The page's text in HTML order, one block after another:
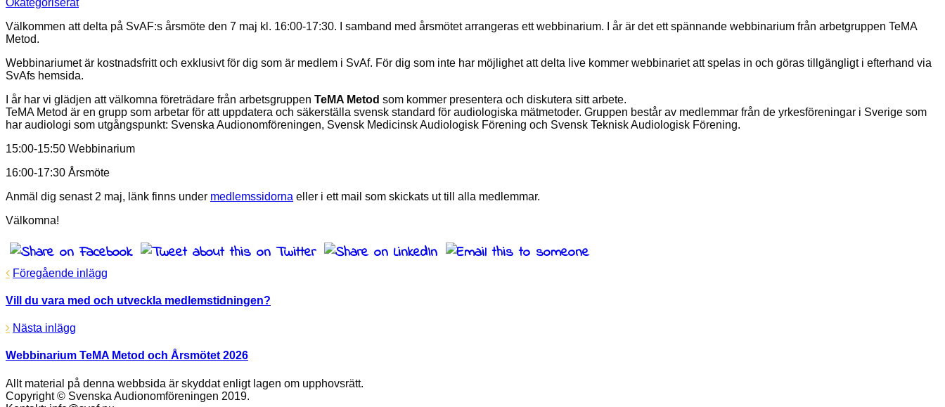
Välkommen att delta på SvAF:s årsmöte den 7 maj kl. 16:00-17:30. I samband med årsmötet arrangeras ett webbinarium. I år är det ett spännande webbinarium från arbetgruppen TeMA
Metod.
Webbinariumet är kostnadsfritt och exklusivt för dig som är medlem i SvAf. För dig som inte har möjlighet att delta live kommer webbinariet att spelas in och göras tillgängligt i efterhand via
SvAfs hemsida.
I år har vi glädjen att välkomna företrädare från arbetsgruppen TeMA Metod som kommer presentera och diskutera sitt arbete.
TeMA Metod är en grupp som arbetar för att uppdatera och säkerställa svensk standard för audiologiska mätmetoder. Gruppen består av medlemmar från de yrkesföreningar i Sverige som
har audiologi som utgångspunkt: Svenska Audionomföreningen, Svensk Medicinsk Audiologisk Förening och Svensk Teknisk Audiologisk Förening.
15:00-15:50 Webbinarium
16:00-17:30 Årsmöte
Anmäl dig senast 2 maj, länk finns under medlemssidorna eller i ett mail som skickats ut till alla medlemmar.
Välkomna!
Föregående inlägg
Vill du vara med och utveckla medlemstidningen?
Nästa inlägg
Webbinarium TeMA Metod och Årsmötet 2026
Allt material på denna webbsida är skyddat enligt lagen om upphovsrätt.
Copyright © Svenska Audionomföreningen 2019.